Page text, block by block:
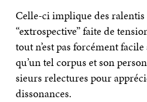
Celle-ci implique des
“extros­pec­tive” faite de
tout n’est pas for­cé­ment
qu’un tel cor­pus et son
sieurs relec­tures pour
dissonances.